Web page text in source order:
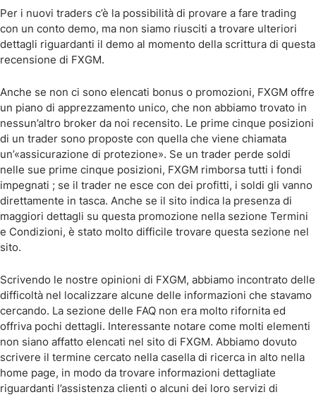
Per i nuovi traders c’è la possibilità di provare a fare trading
con un conto demo, ma non siamo riusciti a trovare ulteriori
dettagli riguardanti il demo al momento della scrittura di questa
recensione di FXGM.
Anche se non ci sono elencati bonus o promozioni, FXGM offre
un piano di apprezzamento unico, che non abbiamo trovato in
nessun’altro broker da noi recensito. Le prime cinque posizioni
di un trader sono proposte con quella che viene chiamata
un’«assicurazione di protezione». Se un trader perde soldi
nelle sue prime cinque posizioni, FXGM rimborsa tutti i fondi
impegnati ; se il trader ne esce con dei profitti, i soldi gli vanno
direttamente in tasca. Anche se il sito indica la presenza di
maggiori dettagli su questa promozione nella sezione Termini
e Condizioni, è stato molto difficile trovare questa sezione nel
sito.
Scrivendo le nostre opinioni di FXGM, abbiamo incontrato delle
difficoltà nel localizzare alcune delle informazioni che stavamo
cercando. La sezione delle FAQ non era molto rifornita ed
offriva pochi dettagli. Interessante notare come molti elementi
non siano affatto elencati nel sito di FXGM. Abbiamo dovuto
scrivere il termine cercato nella casella di ricerca in alto nella
home page, in modo da trovare informazioni dettagliate
riguardanti l’assistenza clienti o alcuni dei loro servizi di